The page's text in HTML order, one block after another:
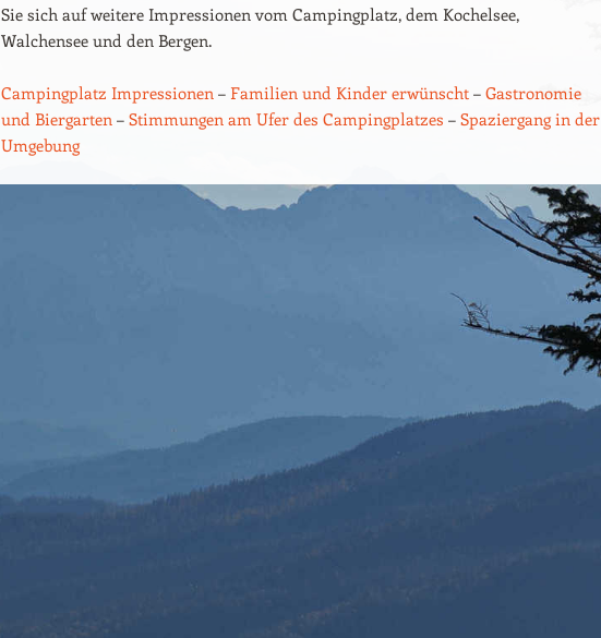
Sie sich auf weitere Impressionen vom Campingplatz, dem Kochelsee,
Walchensee und den Bergen.
Campingplatz Impressionen – Familien und Kinder erwünscht – Gastronomie
und Biergarten – Stimmungen am Ufer des Campingplatzes – Spaziergang in der
Umgebung